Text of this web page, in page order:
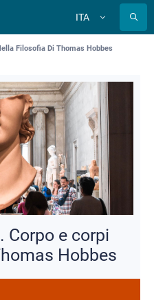
ITA
Filosofia Di Thomas Hobbes
Corpo e corpi
Hobbes